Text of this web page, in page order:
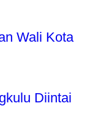
Wali Kota
Diintai